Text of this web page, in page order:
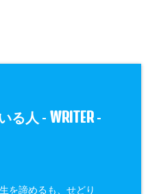
る人 - WRITER-
を諦めるも、せどり